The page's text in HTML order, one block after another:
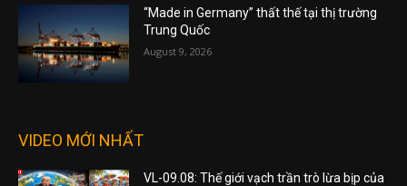
“Made in Germany” thất thế tại thị trường
Trung Quốc
August 9, 2026
VIDEO MỚI NHẤT
VL-09.08: Thế giới vạch trần trò lừa bịp của